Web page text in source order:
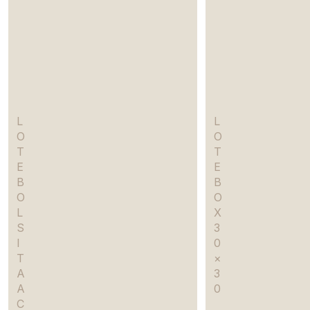
L
O
T
E
B
O
L
S
I
T
A
A
C
L
O
T
E
B
O
X
3
0
×
3
0